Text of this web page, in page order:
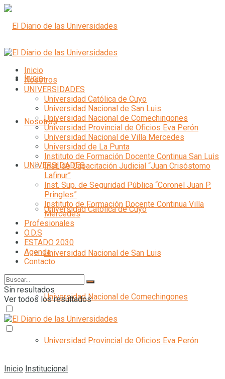
Inicio
Nosotros
UNIVERSIDADES
Universidad Católica de Cuyo
Universidad Nacional de San Luis
Universidad Nacional de Comechingones
Universidad Provincial de Oficios Eva Perón
Inicio
Nosotros
UNIVERSIDADES
Universidad Católica de Cuyo
Universidad Nacional de San Luis
Universidad Nacional de Comechingones
Universidad Provincial de Oficios Eva Perón
Universidad Nacional de Villa Mercedes
Universidad de La Punta
Instituto de Formación Docente Continua San Luis
Inst. de Capacitación Judicial “Juan Crisóstomo
Lafinur”
Inst. Sup. de Seguridad Pública “Coronel Juan P.
Pringles”
Instituto de Formación Docente Continua Villa
Mercedes
Profesionales
O.D.S
ESTADO 2030
Agenda
Contacto
Sin resultados
Ver todos los resultados
Inicio Institucional